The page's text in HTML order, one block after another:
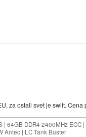
za ostali svet je swift.
64GB DDR4 2400MHz ECC |
Antec | LC Tank Buster